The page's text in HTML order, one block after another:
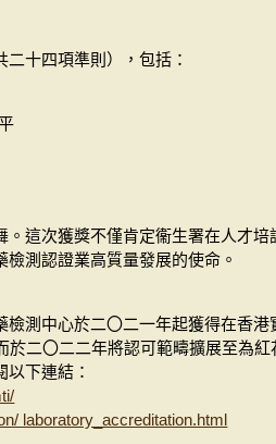
二十四項準則），包括：
這次獲獎不僅肯定衞生署在人才培
測認證業高質量發展的使命。
測中心於二〇二一年起獲得在香港
於二〇二二年將認可範疇擴展至為
下連結：
laboratory_accreditation.html